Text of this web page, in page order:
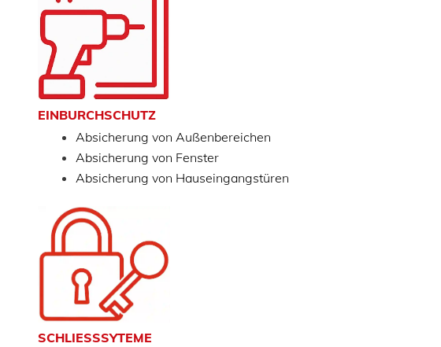
EINBURCHSCHUTZ
Absicherung von Außenbereichen
Absicherung von Fenster
Absicherung von Hauseingangstüren
SCHLIESSSYTEME